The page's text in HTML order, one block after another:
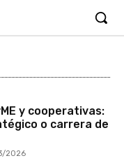
y cooperativas:
o carrera de
2026